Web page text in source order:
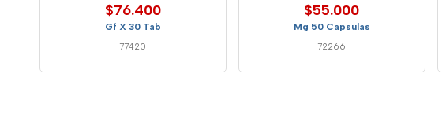
$76.400
Gf X 30 Tab
77420
$55.000
Mg 50 Capsulas
72266